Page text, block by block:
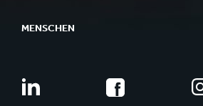
MENSCHEN